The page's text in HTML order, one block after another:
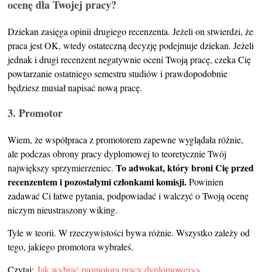
ocenę dla Twojej pracy?
Dziekan zasięga opinii drugiego recenzenta. Jeżeli on stwierdzi, że
praca jest OK, wtedy ostateczną decyzję podejmuje dziekan. Jeżeli
jednak i drugi recenzent negatywnie oceni Twoją pracę, czeka Cię
powtarzanie ostatniego semestru studiów i prawdopodobnie
będziesz musiał napisać nową pracę.
3. Promotor
Wiem, że współpraca z promotorem zapewne wyglądała różnie,
ale podczas obrony pracy dyplomowej to teoretycznie Twój
największy sprzymierzeniec. To adwokat, który broni Cię przed
recenzentem i pozostałymi członkami komisji.Powinien
zadawać Ci łatwe pytania, podpowiadać i walczyć o Twoją ocenę
niczym nieustraszony wiking.
Tyle w teorii. W rzeczywistości bywa różnie. Wszystko zależy od
tego, jakiego promotora wybrałeś.
Czytaj: Jak wybrać promotora pracy dyplomowej>>